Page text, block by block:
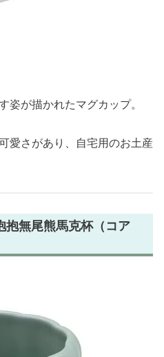
姿が描かれたマグカップ。
愛さがあり、自宅用のお土産
抱無尾熊馬克杯（コア